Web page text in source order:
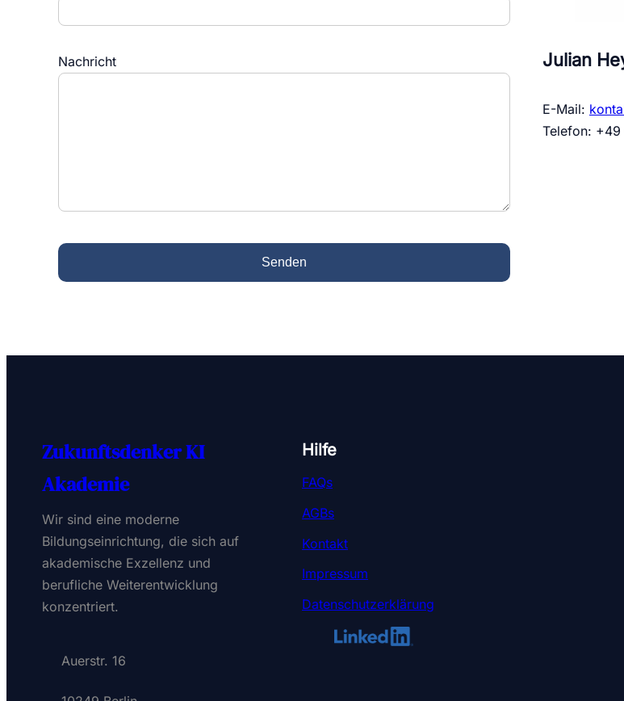
Nachricht Julian
E-Mail:
Telefon: +49
Zukunftsdenker KI
Akademie
Wir sind eine moderne
Bildungseinrichtung, die sich auf
akademische Exzellenz und
berufliche Weiterentwicklung
konzentriert.
Auerstr. 16
Hilfe
FAQs
AGBs
Kontakt
Impressum
Datenschutzerklärung